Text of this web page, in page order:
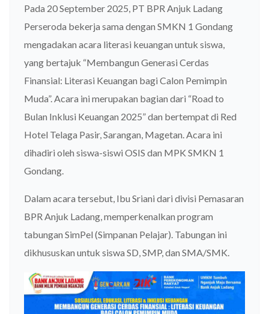
Pada 20 September 2025, PT BPR Anjuk Ladang
Perseroda bekerja sama dengan SMKN 1 Gondang
mengadakan acara literasi keuangan untuk siswa,
yang bertajuk “Membangun Generasi Cerdas
Finansial: Literasi Keuangan bagi Calon Pemimpin
Muda”. Acara ini merupakan bagian dari “Road to
Bulan Inklusi Keuangan 2025” dan bertempat di Red
Hotel Telaga Pasir, Sarangan, Magetan. Acara ini
dihadiri oleh siswa-siswi OSIS dan MPK SMKN 1
Gondang.
Dalam acara tersebut, Ibu Sriani dari divisi Pemasaran
BPR Anjuk Ladang, memperkenalkan program
tabungan SimPel (Simpanan Pelajar). Tabungan ini
dikhususkan untuk siswa SD, SMP, dan SMA/SMK.